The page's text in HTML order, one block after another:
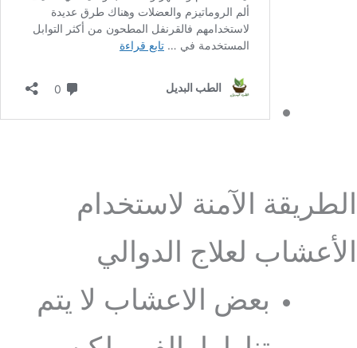
الطريقة الآمنة لاستخدام
الأعشاب لعلاج الدوالي
بعض الاعشاب لا يتم